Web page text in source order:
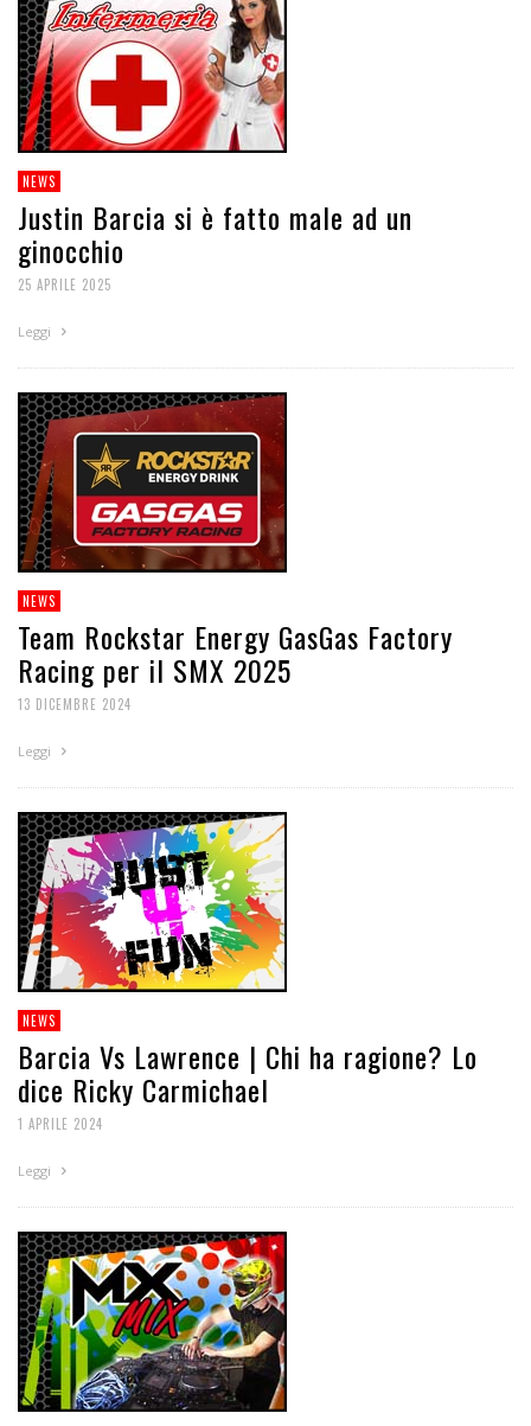
NEWS
Justin Barcia si è fatto male ad un
ginocchio
25 APRILE 2025
Leggi
NEWS
Team Rockstar Energy GasGas Factory
Racing per il SMX 2025
13 DICEMBRE 2024
Leggi
NEWS
Barcia Vs Lawrence | Chi ha ragione? Lo
dice Ricky Carmichael
1 APRILE 2024
Leggi